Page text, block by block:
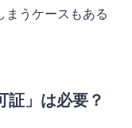
まうケースもある
証」は必要？